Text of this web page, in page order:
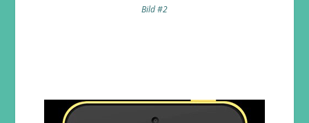
Bild #2